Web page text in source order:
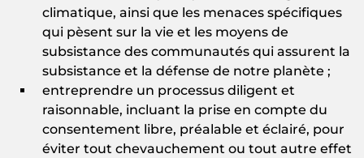
climatique, ainsi que les menaces spécifiques
qui pèsent sur la vie et les moyens de
subsistance des communautés qui assurent la
subsistance et la défense de notre planète ;
entreprendre un processus diligent et
raisonnable, incluant la prise en compte du
consentement libre, préalable et éclairé, pour
éviter tout chevauchement ou tout autre effet